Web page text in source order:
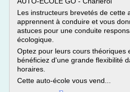
Les instructeurs brevetés de cette
apprennent à conduire et vous
astuces pour une conduite
écologique.
Optez pour leurs cours théoriques
bénéficiez d'une grande flexibilité
horaires.
Cette auto-école vous vend...